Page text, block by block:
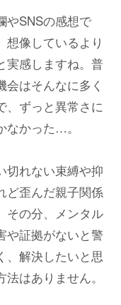
やSNSの感想で
想像しているより
実感しますね。普
はそんなに多く
、ずっと異常さに
なかった…。
切れない束縛や抑
ど歪んだ親子関係
その分、メンタル
や証拠がないと警
、解決したいと思
はありません。